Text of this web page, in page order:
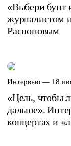
«Выбери бунт
журналистом
Распоповым
Интервью — 18
«Цель, чтобы
дальше».
концертах и